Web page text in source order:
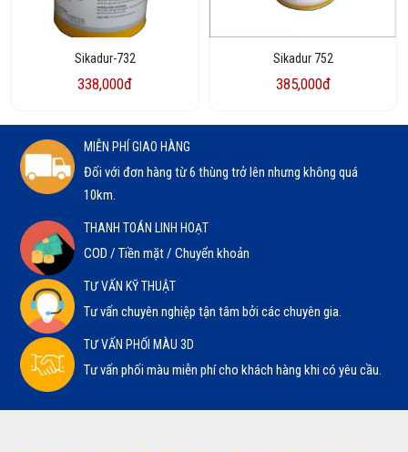
Sikadur-732
338,000đ
Sikadur 752
385,000đ
MIỄN PHÍ GIAO HÀNG
Đối với đơn hàng từ 6 thùng trở lên nhưng không quá
10km.
THANH TOÁN LINH HOẠT
COD / Tiền mặt / Chuyển khoản
TƯ VẤN KỸ THUẬT
Tư vấn chuyên nghiệp tận tâm bởi các chuyên gia.
TƯ VẤN PHỐI MÀU 3D
Tư vấn phối màu miễn phí cho khách hàng khi có yêu cầu.